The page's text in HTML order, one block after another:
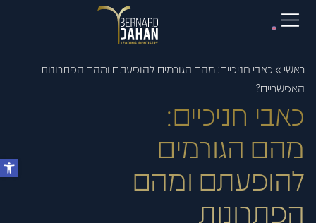
ראשי » כאבי חניכיים: מהם הגורמים להופעתם ומהם הפתרונות
האפשריים?
כאבי חניכיים:
מהם הגורמים
להופעתם ומהם
הפתרונות